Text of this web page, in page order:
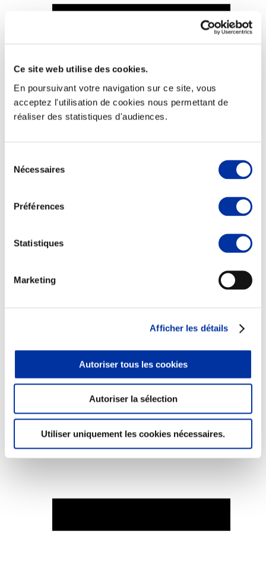
Ce site web utilise des cookies.
En poursuivant votre navigation sur ce site, vous
acceptez l'utilisation de cookies nous permettant de
réaliser des statistiques d'audiences.
Nécessaires
Préférences
Statistiques
Marketing
Afficher les détails
Autoriser tous les cookies
Autoriser la sélection
Utiliser uniquement les cookies nécessaires.
Viande et climat
Valorisation de l’herbe
Autonomie des élevages
Qualité air, eau, sols
Economie de ressources
Abattoir
Partenaire Climat